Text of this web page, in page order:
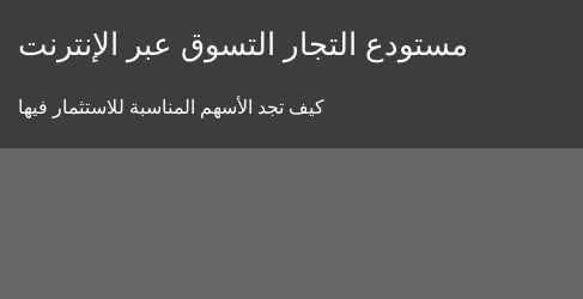
مستودع التجار التسوق عبر الإنترنت
كيف تجد الأسهم المناسبة للاستثمار فيها